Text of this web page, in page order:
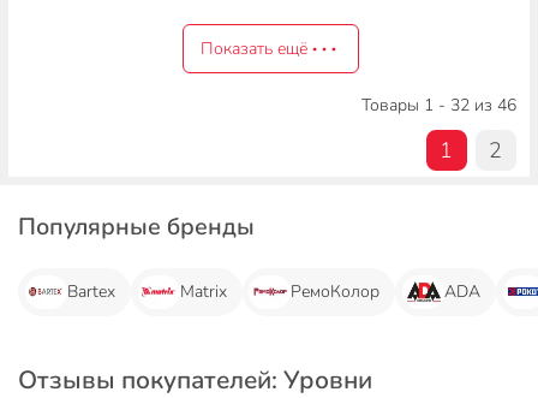
Показать ещё
Товары 1 - 32 из 46
1 2
Популярные бренды
Bartex Matrix РемоКолор ADA
Отзывы покупателей: Уровни